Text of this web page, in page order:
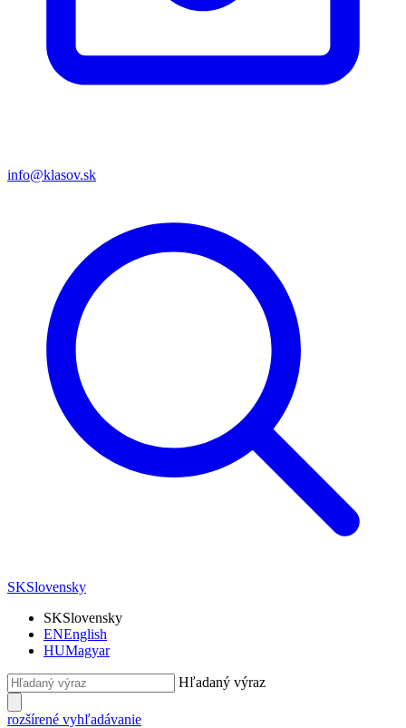
info@klasov.sk
SKSlovensky
SKSlovensky
ENEnglish
HUMagyar
Hľadaný výraz
rozšírené vyhľadávanie